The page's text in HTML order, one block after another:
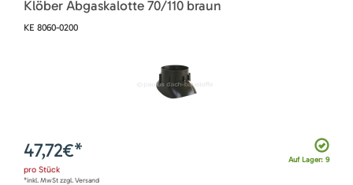
Klöber Abgaskalotte 70/110 braun
KE 8060-0200
Auf Lager: 9
47,72€*
pro Stück
*inkl. MwSt zzgl. Versand